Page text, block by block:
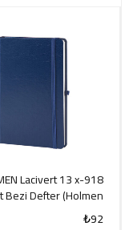
Lacivert 13 x
Bezi Defter (Holmen
Ki̇tap Kağıdı)
₺92